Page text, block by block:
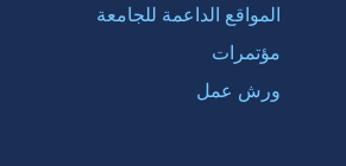
المواقع الداعمة للجامعة
مؤتمرات
ورش عمل